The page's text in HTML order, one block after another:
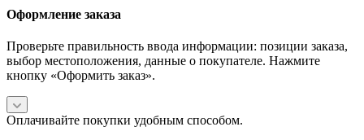
Оформление заказа
Проверьте правильность ввода информации: позиции заказа,
выбор местоположения, данные о покупателе. Нажмите
кнопку «Оформить заказ».
Оплачивайте покупки удобным способом.